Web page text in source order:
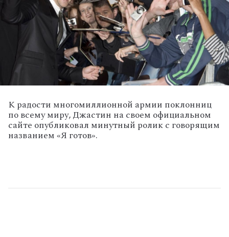
К радости многомиллионной армии поклонниц
по всему миру, Джастин на своем официальном
сайте опубликовал минутный ролик с говорящим
названием «Я готов».